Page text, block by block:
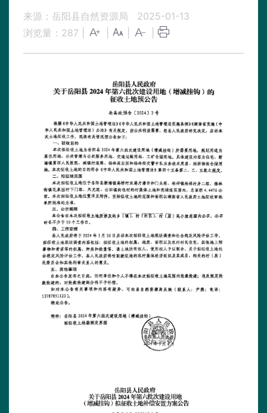
来源：岳阳县自然资源局
2025-01-13
浏览量： 287